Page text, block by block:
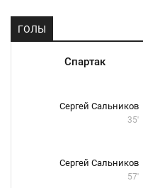
ГОЛЫ
Спартак
Сергей Сальников
35'
Сергей Сальников
57'